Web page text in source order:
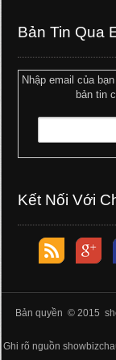
Bản Tin Qua
Nhập email của
bản tin
Kết Nối Với
Bản quyền © 2015
Ghi rõ nguồn